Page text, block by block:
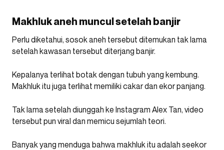
Makhluk aneh muncul setelah banjir
Perlu diketahui, sosok aneh tersebut ditemukan tak lama
setelah kawasan tersebut diterjang banjir.
Kepalanya terlihat botak dengan tubuh yang kembung.
Makhluk itu juga terlihat memiliki cakar dan ekor panjang.
Tak lama setelah diunggah ke Instagram Alex Tan, video
tersebut pun viral dan memicu sejumlah teori.
Banyak yang menduga bahwa makhluk itu adalah seekor